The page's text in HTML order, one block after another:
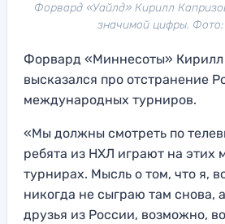
Форвард «Уайлд» Кирилл
значимой цифры.
Форвард «Миннесоты» Кирилл
высказался про отстранение
международных турниров.
«Мы должны смотреть по
ребята из НХЛ играют на этих
турнирах. Мысль о том, что я,
никогда не сыграю там снова,
друзья из России, возможно,